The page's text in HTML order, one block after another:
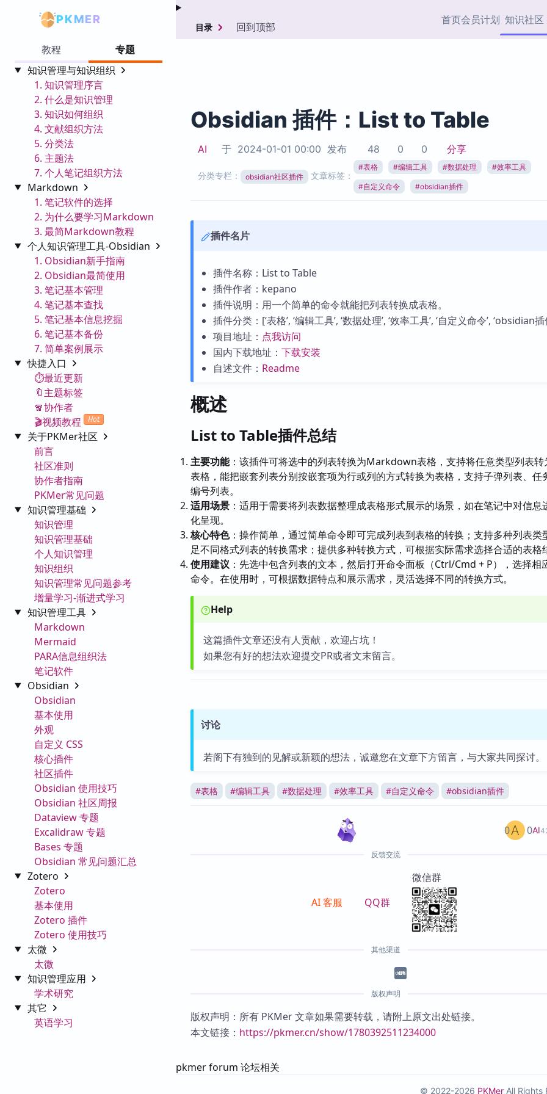
PKMER 首页会员计划 知识社区
协作者
热门链接Top5
加速访问 Obsidian 官方
市场
Zotero 插件
教程
专题
知识管理与知识组织
1. 知识管理序言
2. 什么是知识管理
3. 知识如何组织
4. 文献组织方法
5. 分类法
6. 主题法
7. 个人笔记组织方法
Markdown
1. 笔记软件的选择
2. 为什么要学习Markdown
3. 最简Markdown教程
个人知识管理工具-Obsidian
1. Obsidian新手指南
2. Obsidian最简使用
3. 笔记基本管理
4. 笔记基本查找
5. 笔记基本信息挖掘
6. 笔记基本备份
7. 简单案例展示
快捷入口
⏱️最近更新
🔖主题标签
🧣协作者
🎬视频教程
Hot
关于PKMer社区
前言
社区准则
协作者指南
PKMer常见问题
知识管理基础
知识管理
知识管理基础
个人知识管理
知识组织
知识管理常见问题参考
增量学习-渐进式学习
知识管理工具
Markdown
Mermaid
PARA信息组织法
笔记软件
Obsidian
Obsidian
基本使用
外观
自定义 CSS
核心插件
社区插件
Obsidian 使用技巧
Obsidian 社区周报
Dataview 专题
Excalidraw 专题
Bases 专题
Obsidian 常见问题汇总
Zotero
Zotero
基本使用
Zotero 插件
Zotero 使用技巧
太微
太微
知识管理应用
学术研究
其它
英语学习
目录 回到顶部
Obsidian 插件：List to Table
AI 于 2024-01-01 00:00 发布 48 0 0 分享
分类专栏： obsidian社区插件 文章标签：
#表格 #编辑工具 #数据处理 #效率工具
#自定义命令 #obsidian插件
插件名片
插件名称：List to Table
插件作者：kepano
插件说明：用一个简单的命令就能把列表转换成表格。
插件分类：[‘表格’, ‘编辑工具’, ‘数据处理’, ‘效率工具’, ‘自定义命令’, ‘obsidian插
项目地址： 点我访问
国内下载地址： 下载安装
自述文件： Readme
概述
List to Table插件总结
主要功能：该插件可将选中的列表转换为Markdown表格，支持将任意类型列表转
表格，能把嵌套列表分别按嵌套项为行或列的方式转换为表格，支持子弹列表、任
编号列表。
适用场景 ：适用于需要将列表数据整理成表格形式展示的场景，如在笔记中对信息
化呈现。
核心特色：操作简单，通过简单命令即可完成列表到表格的转换；支持多种列表类
足不同格式列表的转换需求；提供多种转换方式，可根据实际需求选择合适的表格
使用建议 ：先选中包含列表的文本，然后打开命令面板（Ctrl/Cmd + P），选择相
命令。在使用时，可根据数据特点和展示需求，灵活选择不同的转换方式。
Help
这篇插件文章还没有人贡献，欢迎占坑！
如果您有好的想法欢迎提交PR或者文末留言。
讨论
若阁下有独到的见解或新颖的想法，诚邀您在文章下方留言，与大家共同探讨。
#表格 #编辑工具 #数据处理 #效率工具 #自定义命令 #obsidian插件
AI
0 0
反馈交流
AI 客服 QQ群
微信群
其他渠道
版权声明
版权声明：所有 PKMer 文章如果需要转载，请附上原文出处链接。
本文链接： https://pkmer.cn/show/1780392511234000
pkmer forum 论坛相关
© 2022-2026 PKMer All